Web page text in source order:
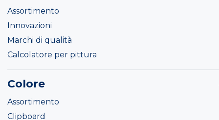
Assortimento
Innovazioni
Marchi di qualità
Calcolatore per pittura
Colore
Assortimento
Clipboard